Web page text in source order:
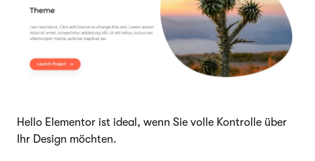
Hello Elementor ist ideal, wenn Sie volle Kontrolle über
Ihr Design möchten.